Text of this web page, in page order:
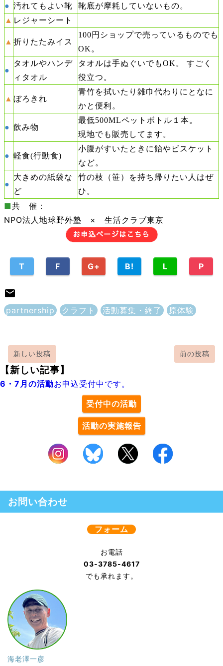
● 汚れてもよい靴
靴底が摩耗していないもの。
▲ レジャーシート
▲ 折りたたみイス
100円ショップで売っているものでも
OK。
●
タオルやハンデ
ィタオル
タオルは手ぬぐいでもOK。 すごく
役立つ。
▲ ぼろきれ
青竹を拭いたり雑巾代わりにとなに
かと便利。
● 飲み物
最低500MLペットボトル１本。
現地でも販売してます。
● 軽食(行動食)
小腹がすいたときに飴やビスケット
など。
●
大きめの紙袋な
ど
竹の枝（笹）を持ち帰りたい人はぜ
ひ。
■共 催：
NPO法人地球野外塾 × 生活クラブ東京
T F G+ B! L P
partnership クラフト 活動募集・終了 原体験
新しい投稿 前の投稿
【新しい記事】
6・7月の活動お申込受付中です。
受付中の活動
活動の実施報告
お問い合わせ
フォーム
お電話
03-3785-4617
でも承れます。
海老澤一彦